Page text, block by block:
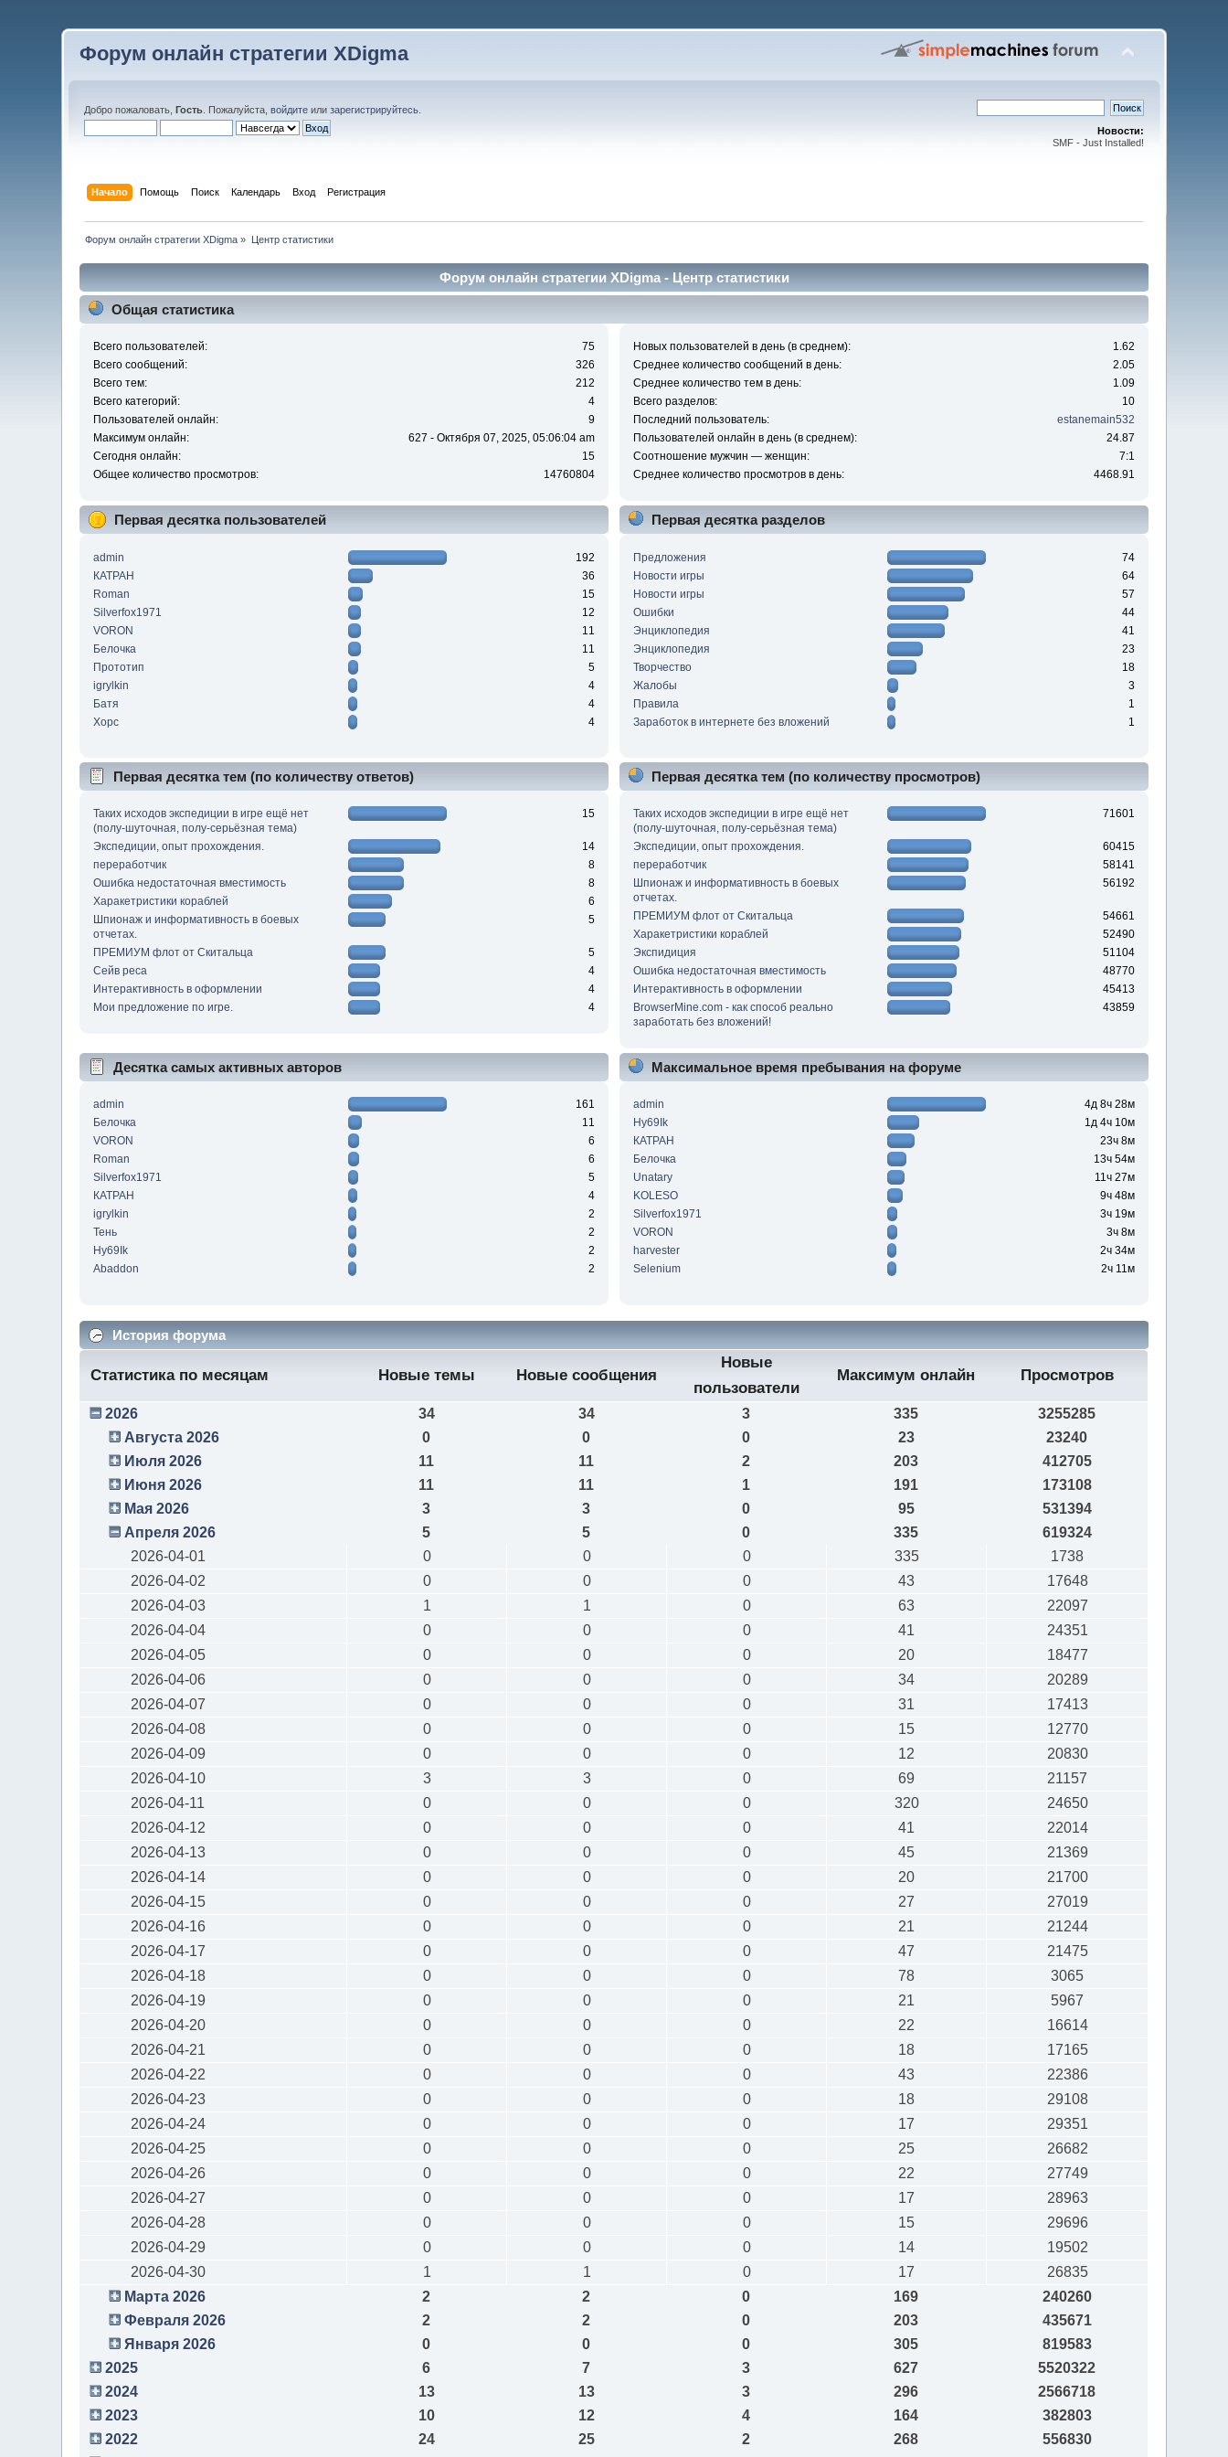
Форум онлайн стратегии XDigma
Добро пожаловать,Гость . Пожалуйста,войдите илизарегистрируйтесь
Новости:
SMF - Just Installed!
Начало Помощь Поиск Календарь Вход Регистрация
Форум онлайн стратегии XDigma » Центр статистики
Форум онлайн стратегии XDigma - Центр статистики
Общая статистика
Всего пользователей:
75
Всего сообщений:
326
Всего тем:
212
Всего категорий:
4
Пользователей онлайн:
9
Максимум онлайн:
627 - Октября 07, 2025, 05:06:04 am
Сегодня онлайн:
15
Общее количество просмотров:
14760804
Новых пользователей в день (в среднем):
1.62
Среднее количество сообщений в день:
2.05
Среднее количество тем в день:
1.09
Всего разделов:
10
Последний пользователь:
estanemain532
Пользователей онлайн в день (в среднем):
24.87
Соотношение мужчин — женщин:
7:1
Среднее количество просмотров в день:
4468.91
Первая десятка пользователей
admin
192
КАТРАН
36
Roman
15
Silverfox1971
12
VORON
11
Белочка
11
Прототип
5
igrylkin
4
Батя
4
Xopc
4
Первая десятка разделов
Предложения
74
Новости игры
64
Новости игры
57
Ошибки
44
Энциклопедия
41
Энциклопедия
23
Творчество
18
Жалобы
3
Правила
1
Заработок в интернете без вложений
1
Первая десятка тем (по количеству ответов)
Таких исходов экспедиции в игре ещё нет
(полу-шуточная, полу-серьёзная тема)
15
Экспедиции, опыт прохождения.
14
переработчик
8
Ошибка недостаточная вместимость
8
Харакетристики кораблей
6
Шпионаж и информативность в боевых
отчетах.
5
ПРЕМИУМ флот от Скитальца
5
Сейв реса
4
Интерактивность в оформлении
4
Мои предложение по игре.
4
Первая десятка тем (по количеству просмотров)
Таких исходов экспедиции в игре ещё нет
(полу-шуточная, полу-серьёзная тема)
71601
Экспедиции, опыт прохождения.
60415
переработчик
58141
Шпионаж и информативность в боевых
отчетах.
56192
ПРЕМИУМ флот от Скитальца
54661
Харакетристики кораблей
52490
Экспидиция
51104
Ошибка недостаточная вместимость
48770
Интерактивность в оформлении
45413
BrowserMine.com - как способ реально
заработать без вложений!
43859
Десятка самых активных авторов
admin
161
Белочка
11
VORON
6
Roman
6
Silverfox1971
5
КАТРАН
4
igrylkin
2
Тень
2
Hy69Ik
2
Abaddon
2
Максимальное время пребывания на форуме
admin
4д 8ч 28м
Hy69Ik
1д 4ч 10м
КАТРАН
23ч 8м
Белочка
13ч 54м
Unatary
11ч 27м
KOLESO
9ч 48м
Silverfox1971
3ч 19м
VORON
3ч 8м
harvester
2ч 34м
Selenium
2ч 11м
История форума
Статистика по месяцам Новые темы Новые сообщения
Новые
пользователи
Максимум онлайн Просмотров
2026 34 34 3 335
3255285
Августа 2026
0 0 0 23
23240
Июля 2026
11 11 2 203
412705
Июня 2026
11 11 1 191
173108
Мая 2026
3 3 0 95
531394
Апреля 2026
5 5 0 335
619324
2026-04-01
0 0 0 335
1738
2026-04-02
0 0 0 43
17648
2026-04-03
1 1 0 63
22097
2026-04-04
0 0 0 41
24351
2026-04-05
0 0 0 20
18477
2026-04-06
0 0 0 34
20289
2026-04-07
0 0 0 31
17413
2026-04-08
0 0 0 15
12770
2026-04-09
0 0 0 12
20830
2026-04-10
3 3 0 69
21157
2026-04-11
0 0 0 320
24650
2026-04-12
0 0 0 41
22014
2026-04-13
0 0 0 45
21369
2026-04-14
0 0 0 20
21700
2026-04-15
0 0 0 27
27019
2026-04-16
0 0 0 21
21244
2026-04-17
0 0 0 47
21475
2026-04-18
0 0 0 78
3065
2026-04-19
0 0 0 21
5967
2026-04-20
0 0 0 22
16614
2026-04-21
0 0 0 18
17165
2026-04-22
0 0 0 43
22386
2026-04-23
0 0 0 18
29108
2026-04-24
0 0 0 17
29351
2026-04-25
0 0 0 25
26682
2026-04-26
0 0 0 22
27749
2026-04-27
0 0 0 17
28963
2026-04-28
0 0 0 15
29696
2026-04-29
0 0 0 14
19502
2026-04-30
1 1 0 17
26835
Марта 2026
2 2 0 169
240260
Февраля 2026
2 2 0 203
435671
Января 2026
0 0 0 305
819583
2025
6 7 3 627
5520322
2024
13 13 3 296
2566718
2023
10 12 4 164
382803
2022
24 25 2 268
556830